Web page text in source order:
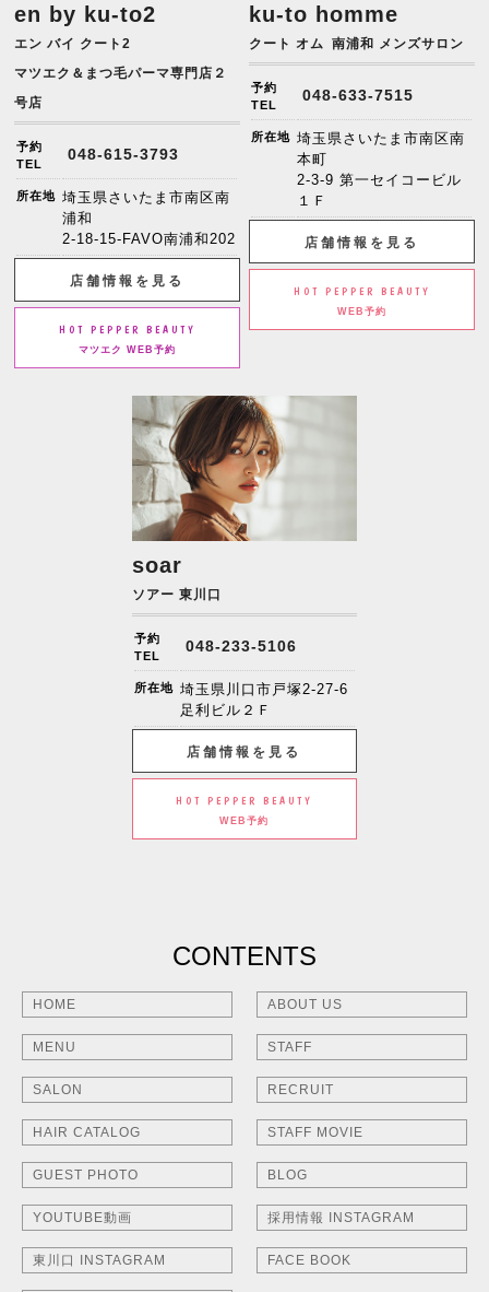
en by ku-to2
エン バイ クート2
マツエク＆まつ毛パーマ専門店２
号店
予約
TEL
048-615-3793
所在地 埼玉県さいたま市南区南
浦和
2-18-15-FAVO南浦和202
店舗情報を見る
HOT PEPPER BEAUTY
マツエク WEB予約
ku-to homme
クート オム 南浦和 メンズサロン
予約
TEL
048-633-7515
所在地 埼玉県さいたま市南区南
本町
2-3-9 第一セイコービル
１Ｆ
店舗情報を見る
HOT PEPPER BEAUTY
WEB予約
soar
ソアー 東川口
予約
TEL
048-233-5106
所在地 埼玉県川口市戸塚2-27-6
足利ビル２Ｆ
店舗情報を見る
HOT PEPPER BEAUTY
WEB予約
CONTENTS
HOME ABOUT US
MENU STAFF
SALON RECRUIT
HAIR CATALOG STAFF MOVIE
GUEST PHOTO BLOG
YOUTUBE動画 採用情報 INSTAGRAM
東川口 INSTAGRAM FACE BOOK